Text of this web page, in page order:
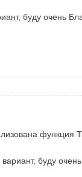
буду очень
функция
буду